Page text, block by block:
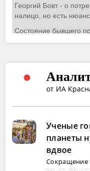
от ИА
Ученые
планеты
вдвое
Сокращение